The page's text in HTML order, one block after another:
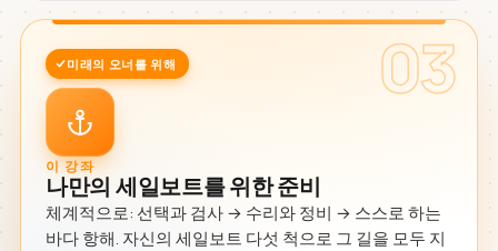
03
미래의 오너를 위해
이 강좌
나만의 세일보트를 위한 준비
체계적으로: 선택과 검사 → 수리와 정비 → 스스로 하는
바다 항해. 자신의 세일보트 다섯 척으로 그 길을 모두 지